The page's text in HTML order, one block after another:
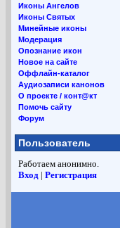
Иконы Ангелов
Иконы Святых
Минейные иконы
Модерация
Опознание икон
Новое на сайте
Оффлайн-каталог
Аудиозаписи канонов
О проекте / конт@кт
Помочь сайту
Форум
Пользователь
Работаем анонимно.
Вход | Регистрация